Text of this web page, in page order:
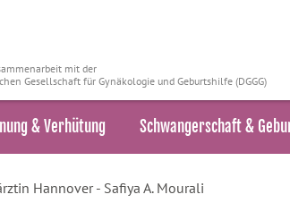
mit der
Gesellschaft für Gynäkologie und Geburtshilfe (DGGG)
& Verhütung Schwangerschaft &
Hannover - Safiya A. Mourali